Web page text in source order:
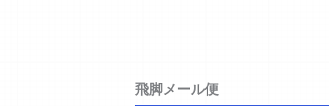
飛脚メール便